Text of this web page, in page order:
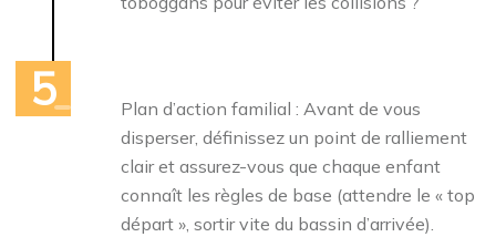
Plan d’action familial : Avant de vous
disperser, définissez un point de ralliement
clair et assurez-vous que chaque enfant
connaît les règles de base (attendre le « top
départ », sortir vite du bassin d’arrivée).